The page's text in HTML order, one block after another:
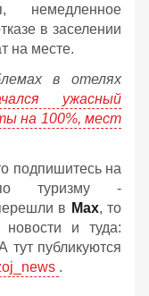
немедленное
в заселении
на месте.
в отелях
ужасный
на 100%, мест
подпишитесь на
туризму -
в Мах, то
новости и туда:
тут публикуются
.